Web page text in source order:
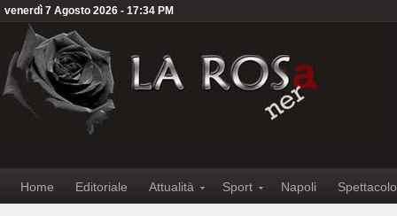
venerdì 7 Agosto 2026 - 17:34 PM
Home Editoriale Attualità Sport Napoli Spettacolo